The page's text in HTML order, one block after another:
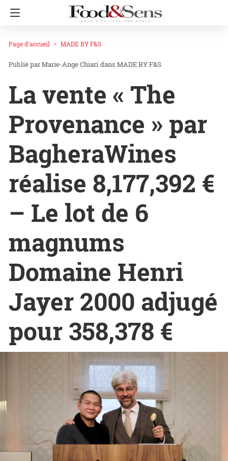
Page d'accueil MADE BY F&S
Marie-Ange Chiari dans MADE BY F&S
La vente « The
Provenance » par
BagheraWines
réalise 8,177,392 €
– Le lot de 6
magnums
Domaine Henri
Jayer 2000 adjugé
pour 358,378 €